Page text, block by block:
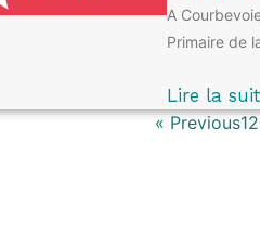
A
Primaire de
Lire la
« Previous12